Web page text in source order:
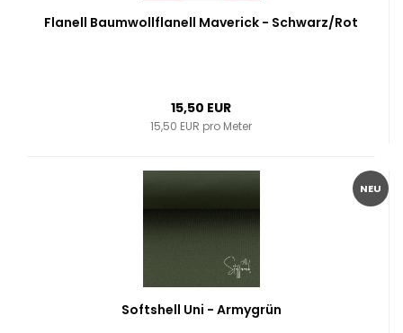
Flanell Baumwollflanell Maverick - Schwarz/Rot
15,50 EUR
15,50 EUR pro Meter
NEU
Softshell Uni - Armygrün